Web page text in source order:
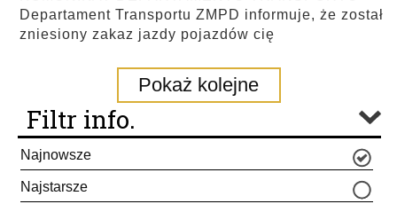
Departament Transportu ZMPD informuje, że został
zniesiony zakaz jazdy pojazdów cię
Pokaż kolejne
Filtr info.
Najnowsze
Najstarsze